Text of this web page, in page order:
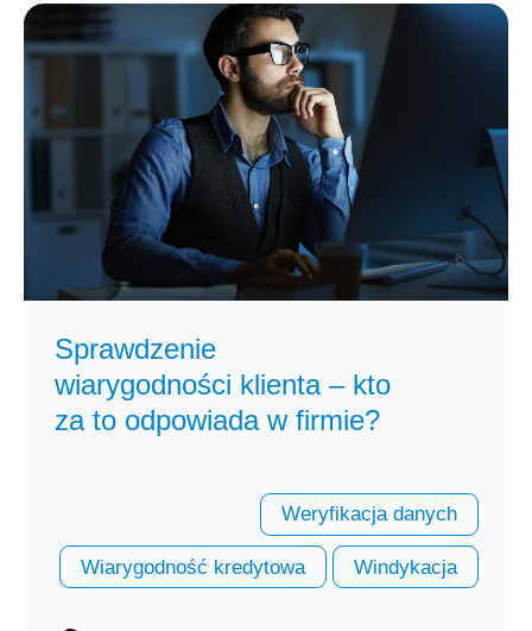
Sprawdzenie
wiarygodności klienta – kto
za to odpowiada w firmie?
Weryfikacja danych
Wiarygodność kredytowa Windykacja